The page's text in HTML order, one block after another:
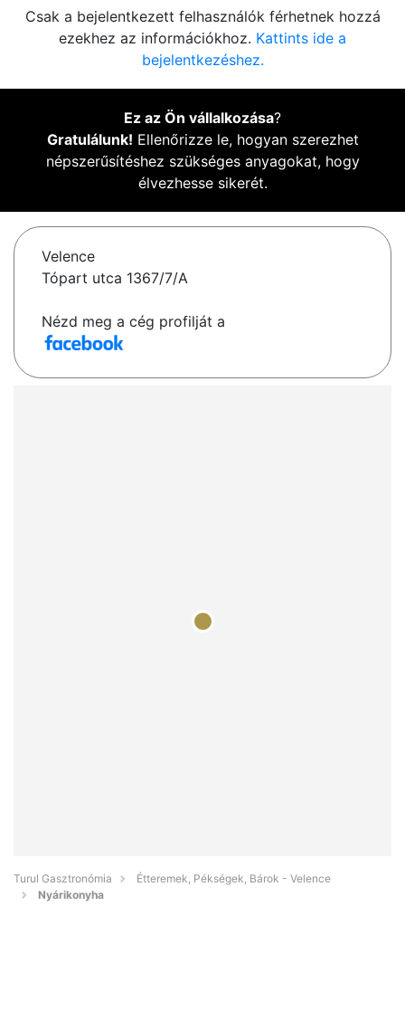
Csak a bejelentkezett felhasználók férhetnek hozzá
ezekhez az információkhoz. Kattints ide a
bejelentkezéshez.
Ez az Ön vállalkozása?
Gratulálunk! Ellenőrizze le, hogyan szerezhet
népszerűsítéshez szükséges anyagokat, hogy
élvezhesse sikerét.
Velence
Tópart utca 1367/7/A
Nézd meg a cég profilját a
Turul Gasztronómia
Étteremek, Pékségek, Bárok - Velence
Nyárikonyha